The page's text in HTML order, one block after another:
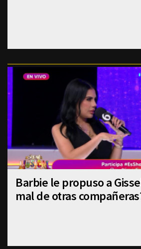
Barbie le propuso a
mal de otras